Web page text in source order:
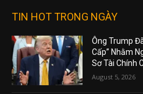
TIN HOT TRONG NGÀY
Ông Trump
Cấp” Nhằm
Sơ Tài Chính
August 5, 2026